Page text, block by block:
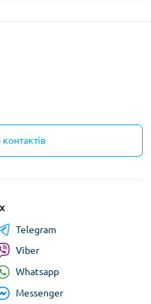
Telegram
Viber
Whatsapp
Messenger